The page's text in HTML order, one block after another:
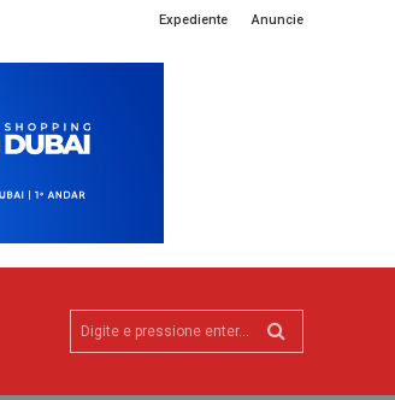
Expediente Anuncie
Digite e pressione enter...